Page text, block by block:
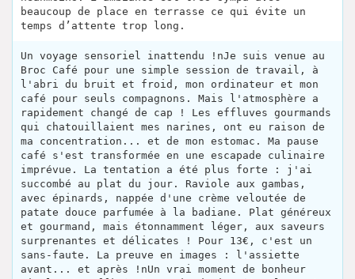
beaucoup de place en terrasse ce qui évite un
temps d’attente trop long.
Un voyage sensoriel inattendu !nJe suis venue au
Broc Café pour une simple session de travail, à
l'abri du bruit et froid, mon ordinateur et mon
café pour seuls compagnons. Mais l'atmosphère a
rapidement changé de cap ! Les effluves gourmands
qui chatouillaient mes narines, ont eu raison de
ma concentration... et de mon estomac. Ma pause
café s'est transformée en une escapade culinaire
imprévue. La tentation a été plus forte : j'ai
succombé au plat du jour. Raviole aux gambas,
avec épinards, nappée d'une crème veloutée de
patate douce parfumée à la badiane. Plat généreux
et gourmand, mais étonnamment léger, aux saveurs
surprenantes et délicates ! Pour 13€, c'est un
sans-faute. La preuve en images : l'assiette
avant... et après !nUn vrai moment de bonheur